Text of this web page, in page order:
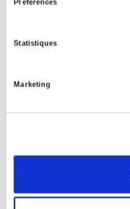
Préférences
Statistiques
Marketing
14 mai 1999
Classification
Salariés en